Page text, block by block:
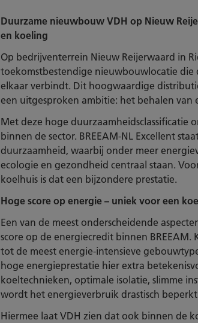
Duurzame nieuwbouw VDH op Nieuw
en koeling
Op bedrijventerrein Nieuw Reijerwaard in
toekomstbestendige nieuwbouwlocatie
elkaar verbindt. Dit hoogwaardige
een uitgesproken ambitie: het behalen van
Met deze hoge duurzaamheidsclassificatie
binnen de sector. BREEAM-NL Excellent
duurzaamheid, waarbij onder meer
ecologie en gezondheid centraal staan.
koelhuis is dat een bijzondere prestatie.
Hoge score op energie – uniek voor een
Een van de meest onderscheidende
score op de energiecredit binnen
tot de meest energie-intensieve
hoge energieprestatie hier extra
koeltechnieken, optimale isolatie, slimme
wordt het energieverbruik drastisch
Hiermee laat VDH zien dat ook binnen de